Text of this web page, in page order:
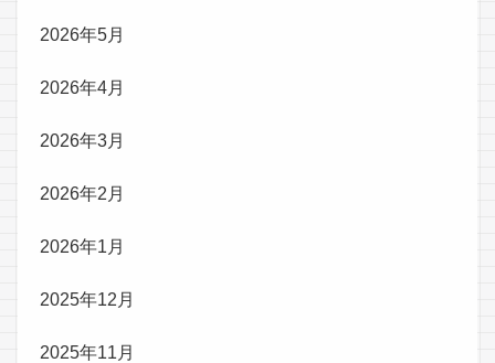
2026年5月
2026年4月
2026年3月
2026年2月
2026年1月
2025年12月
2025年11月